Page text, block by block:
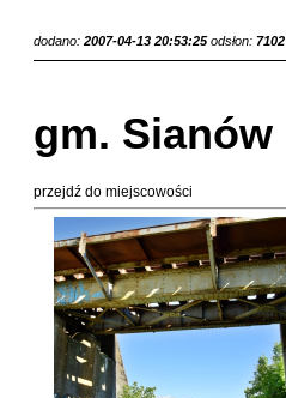
dodano: 2007-04-13 20:53:25 odsłon: 7102
gm. Sianów
przejdź do miejscowości